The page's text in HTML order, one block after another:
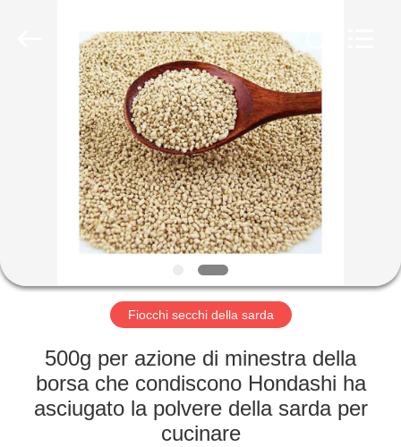
PRODOTTI
SIAMO
VISITA
FABBRICA
CONTROLLO
Fiocchi secchi della sarda
500g per azione di minestra della
borsa che condiscono Hondashi ha
asciugato la polvere della sarda per
cucinare